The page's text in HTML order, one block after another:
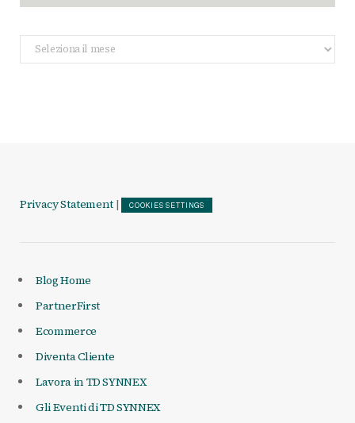
Archivio
Articoli
Privacy Statement | COOKIES SETTINGS
Blog Home
PartnerFirst
Ecommerce
Diventa Cliente
Lavora in TD SYNNEX
Gli Eventi di TD SYNNEX